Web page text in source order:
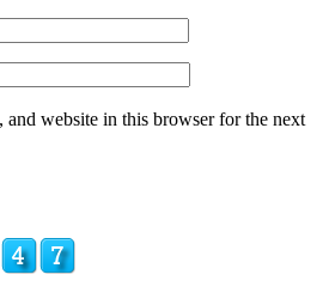
and website in this browser for the next